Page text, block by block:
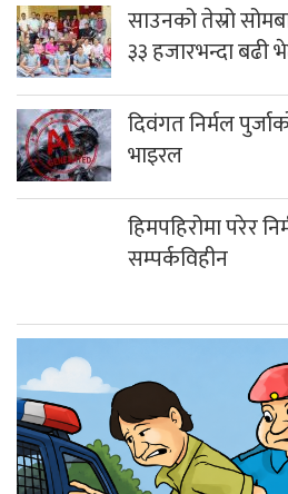
साउनको तेस्रो
३३ हजारभन्दा
दिवंगत निर्मल
भाइरल
हिमपहिरोमा परेर
सम्पर्कविहीन